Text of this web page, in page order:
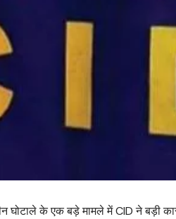
घोटाले के एक बड़े मामले में CID ने बड़ी